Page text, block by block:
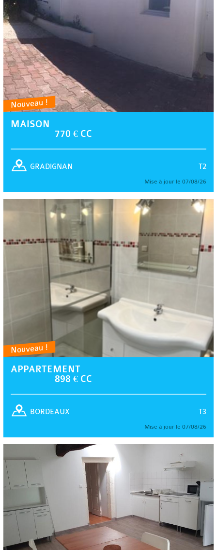
Nouveau !
MAISON
770 € CC
T2
GRADIGNAN
Mise à jour le 07/08/26
Nouveau !
APPARTEMENT
898 € CC
T3
BORDEAUX
Mise à jour le 07/08/26